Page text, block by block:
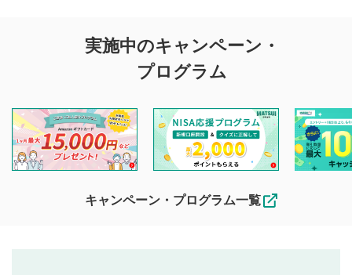
投稿に関する注意
を目的として、各動画コンテンツに、評価およびコメントの
投稿ができます。利用者は以下の注意事項をご理解のうえ、
閲覧および投稿を行うものとしてください。
他の利用者が動画を視聴される際の参考になるコメントをお
待ちしております。
なお、投稿をもって、本注意事項に同意されたものとみなし
実施中のキャンペーン・
プログラム
キャンペーン・プログラム一覧